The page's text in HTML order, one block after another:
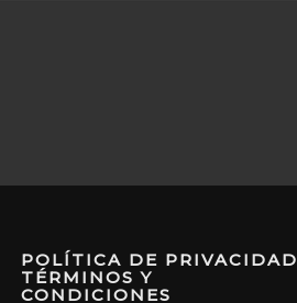
POLÍTICA DE PRIVACIDAD
TÉRMINOS Y
CONDICIONES